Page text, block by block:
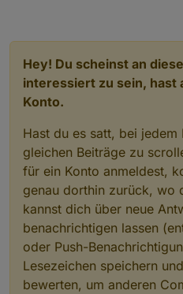
Hey! Du scheinst an
interessiert zu sein, hast
Konto.
Hast du es satt, bei jedem
gleichen Beiträge zu
für ein Konto anmeldest,
genau dorthin zurück, wo
kannst dich über neue
benachrichtigen lassen
oder Push-
Lesezeichen speichern
bewerten, um anderen